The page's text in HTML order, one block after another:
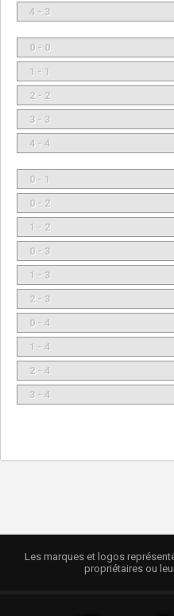
4 - 3
0 - 0
1 - 1
2 - 2
3 - 3
4 - 4
0 - 1
0 - 2
1 - 2
0 - 3
1 - 3
2 - 3
0 - 4
1 - 4
2 - 4
3 - 4
Les marques et logos
propriétaires ou